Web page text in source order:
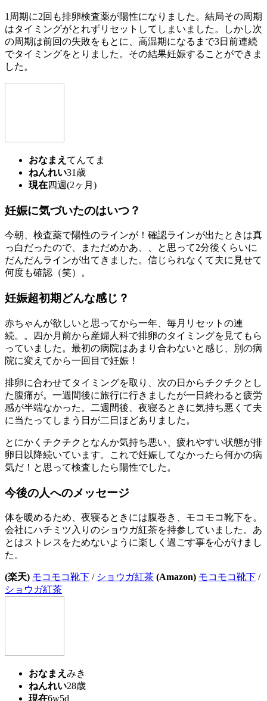
1周期に2回も排卵検査薬が陽性になりました。結局その周期
はタイミングがとれずリセットしてしまいました。しかし次
の周期は前回の失敗をもとに、高温期になるまで3日前連続
でタイミングをとりました。その結果妊娠することができま
した。
おなまえ てんてま
ねんれい31歳
現在四週(2ヶ月)
妊娠に気づいたのはいつ？
今朝、検査薬で陽性のラインが！確認ラインが出たときは真
っ白だったので、まただめかあ、、と思って2分後くらいに
だんだんラインが出てきました。信じられなくて夫に見せて
何度も確認（笑）。
妊娠超初期どんな感じ？
赤ちゃんが欲しいと思ってから一年、毎月リセットの連
続。。四か月前から産婦人科で排卵のタイミングを見てもら
っていました。最初の病院はあまり合わないと感じ、別の病
院に変えてから一回目で妊娠！
排卵に合わせてタイミングを取り、次の日からチクチクとし
た腹痛が。一週間後に旅行に行きましたが一日終わると疲労
感が半端なかった。二週間後、夜寝るときに気持ち悪くて夫
に当たってしまう日が二日ほどありました。
とにかくチクチクとなんか気持ち悪い、疲れやすい状態が排
卵日以降続いています。これで妊娠してなかったら何かの病
気だ！と思って検査したら陽性でした。
今後の人へのメッセージ
体を暖めるため、夜寝るときには腹巻き、モコモコ靴下を。
会社にハチミツ入りのショウガ紅茶を持参していました。あ
とはストレスをためないように楽しく過ごす事を心がけまし
た。
(楽天) モコモコ靴下 / ショウガ紅茶 (Amazon) モコモコ靴下 /
ショウガ紅茶
おなまえ みき
ねんれい28歳
現在6w5d